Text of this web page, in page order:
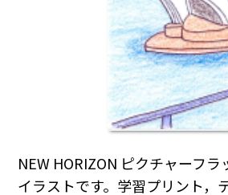
NEW HORIZON ピクチャーフ
イラストです。学習プリント，